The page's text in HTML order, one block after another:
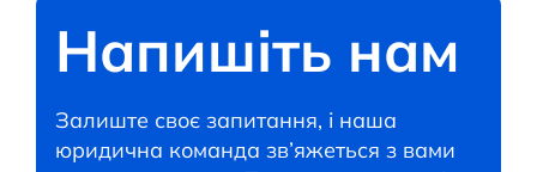
Напишіть нам
Залиште своє запитання, і наша
юридична команда зв’яжеться з вами